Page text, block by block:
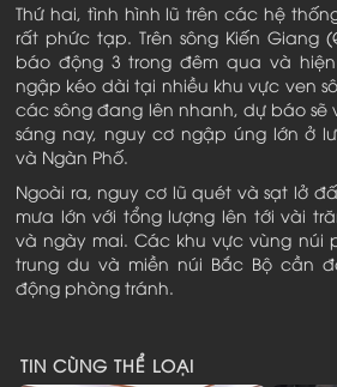
Thứ hai, tình hình lũ trên các hệ
rất phức tạp. Trên sông Kiến Giang
báo động 3 trong đêm qua và
ngập kéo dài tại nhiều khu vực ven
các sông đang lên nhanh, dự báo sẽ
sáng nay, nguy cơ ngập úng lớn ở
và Ngàn Phố.
Ngoài ra, nguy cơ lũ quét và sạt lở
mưa lớn với tổng lượng lên tới vài
và ngày mai. Các khu vực vùng núi
trung du và miền núi Bắc Bộ cần
động phòng tránh.
TIN CÙNG THỂ LOẠI